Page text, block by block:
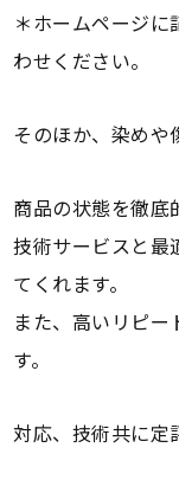
＊ホームページ
わせください。
そのほか、染めや
商品の状態を徹底
技術サービスと最
てくれます。
また、高いリピ
す。
対応、技術共に定